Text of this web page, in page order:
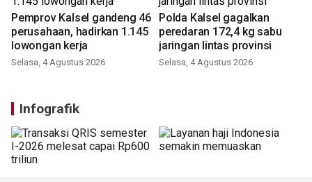
Kalsel gelar lomba masak
serba ikan untuk
pencegahan stunting
Sabtu, 8 Agustus 2026
Bawaslu gandeng
mahasiswa wujudkan
demokrasi transparan di era
digital
Sabtu, 8 Agustus 2026